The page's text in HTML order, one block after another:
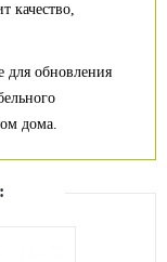
качество,
обновления
дома.